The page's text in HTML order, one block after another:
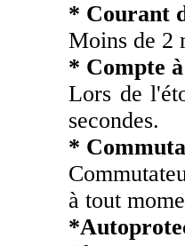
* Courant
Moins de 2
* Compte
Lors de
secondes.
*
à tout